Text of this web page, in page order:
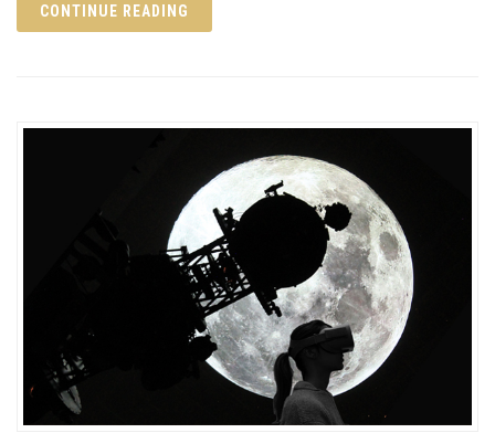
CONTINUE READING